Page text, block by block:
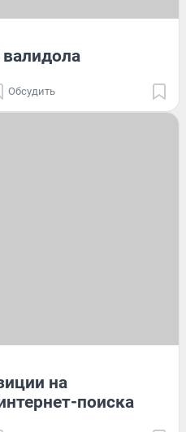
валидола
Обсудить
на
поиска